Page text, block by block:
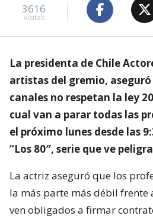
3616
visitas
La presidenta de Chile
artistas del gremio,
canales no respetan la ley
cual van a parar todas las
el próximo lunes desde las
“Los 80″, serie que ve
La actriz aseguró que los
la más parte más débil frente
ven obligados a firmar